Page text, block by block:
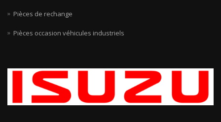
Pièces de rechange
Pièces occasion véhicules industriels